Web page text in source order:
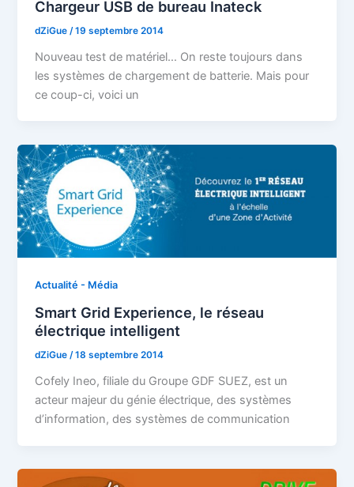
Chargeur USB de bureau Inateck
dZiGue /19 septembre 2014
Nouveau test de matériel… On reste toujours dans
les systèmes de chargement de batterie. Mais pour
ce coup-ci, voici un
Actualité - Média
Smart Grid Experience, le réseau
électrique intelligent
dZiGue /18 septembre 2014
Cofely Ineo, filiale du Groupe GDF SUEZ, est un
acteur majeur du génie électrique, des systèmes
d’information, des systèmes de communication